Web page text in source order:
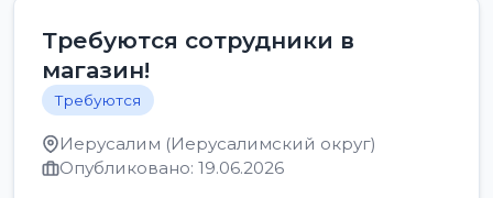
Требуются сотрудники в
магазин!
Требуются
Иерусалим (Иерусалимский округ)
Опубликовано: 19.06.2026